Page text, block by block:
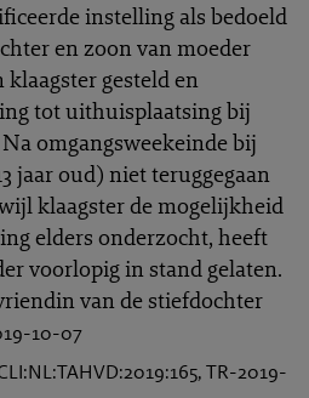
instelling als bedoeld
en zoon van moeder
gesteld en
tot uithuisplaatsing bij
omgangsweekeinde bij
jaar oud) niet teruggegaan
klaagster de mogelijkheid
elders onderzocht, heeft
voorlopig in stand gelaten.
van de stiefdochter
10-07
TR-2019-